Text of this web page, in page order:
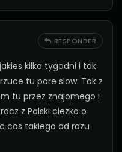
kilka tygodni i tak
tu pare slow. Tak z
tu przez znajomego i
z Polski ciezko o
cos takiego od razu
RESPONDER